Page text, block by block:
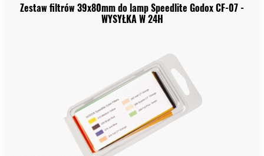
Zestaw filtrów 39x80mm do lamp Speedlite Godox CF-07 -
WYSYŁKA W 24H